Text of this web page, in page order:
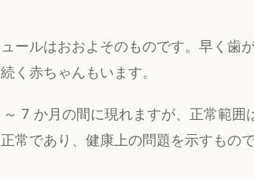
ールはおおよそのものです。早く歯
く赤ちゃんもいます。
7 か月の間に現れますが、正常範
常であり、健康上の問題を示すもので